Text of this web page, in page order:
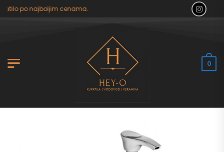
po najboljim cenama.
0